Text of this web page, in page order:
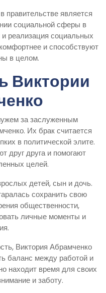
правительстве является
социальной сферы в
реализация социальных
и способствуют
в целом.
Виктории
за заслуженным
Их брак считается
в политической элите.
друг друга и помогают
целей.
детей, сын и дочь.
сохранить свою
общественности,
личные моменты и
Виктория Абрамченко
баланс между работой и
находит время для своих
и заботу.